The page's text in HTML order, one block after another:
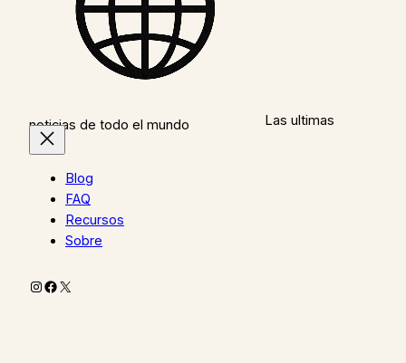
Las ultimas
noticias de todo el mundo
Blog
FAQ
Recursos
Sobre
Instagram
Facebook
X